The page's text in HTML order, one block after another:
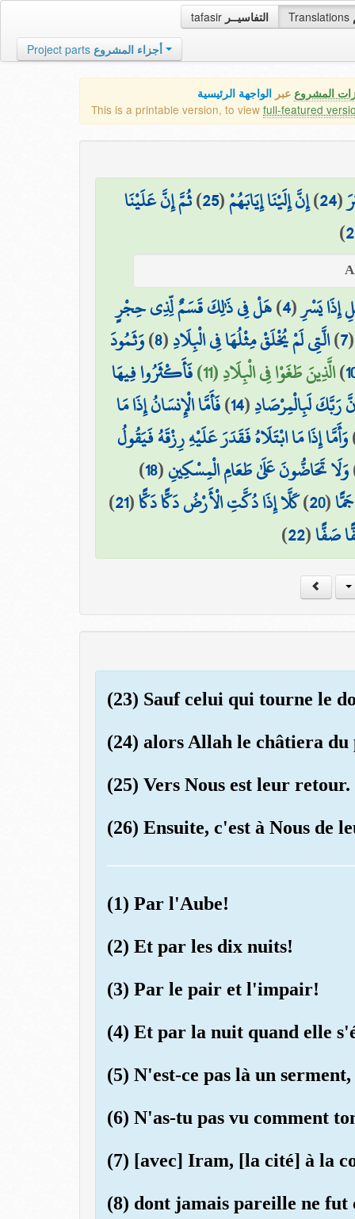
tafasir التفاسيــر Translations
Project parts أجزاء المشروع
المشروع عبر الواجهة الرئيسية
This is a printable version, to view full-featured
(
24
)إِنَّ إِلَيْنَا إِيَابَهُمْ(
25
)ثُمَّ إِنَّ عَلَيْنَا
)
إِذَا يَسْرِ(
4
)هَلْ فِي ذَٰلِكَ قَسَمٌ لِّذِي حِجْرٍ
7
)الَّتِي لَمْ يُخْلَقْ مِثْلُهَا فِي الْبِلَادِ(
8
)وَثَمُودَ
)الَّذِينَ طَغَوْا فِي الْبِلَادِ (11) فَأَكْثَرُوا فِيهَا
رَبَّكَ لَبِالْمِرْصَادِ(
14
)فَأَمَّا الْإِنسَانُ إِذَا مَا
وَأَمَّا إِذَا مَا ابْتَلَاهُ فَقَدَرَ عَلَيْهِ رِزْقَهُ فَيَقُولُ
وَلَا تَحَاضُّونَ عَلَىٰ طَعَامِ الْمِسْكِينِ(
18
)
(
20
)كَلَّا إِذَا دُكَّتِ الْأَرْضُ دَكًّا دَكًّا(
21
)
صَفًّا(
22
)
(23) Sauf celui qui tourne le
(24) alors Allah le châtiera
(25) Vers Nous est leur retour.
(26) Ensuite, c'est à Nous de
(1) Par l'Aube!
(2) Et par les dix nuits!
(3) Par le pair et l'impair!
(4) Et par la nuit quand elle
(5) N'est-ce pas là un
(6) N'as-tu pas vu comment
(7) [avec] Iram, [la cité] à la
(8) dont jamais pareille ne